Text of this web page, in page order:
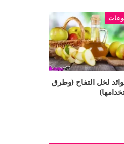
فوائد لخل التفاح (وطرق